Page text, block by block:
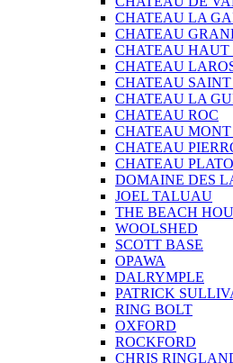
CHATEAU LA
CHATEAU
CHATEAU
CHATEAU
CHATEAU SAINT
CHATEAU LA
CHATEAU ROC
CHATEAU MONT
CHATEAU
CHATEAU
DOMAINE DES
JOEL TALUAU
THE BEACH
WOOLSHED
SCOTT BASE
OPAWA
DALRYMPLE
PATRICK
RING BOLT
OXFORD
ROCKFORD
CHRIS